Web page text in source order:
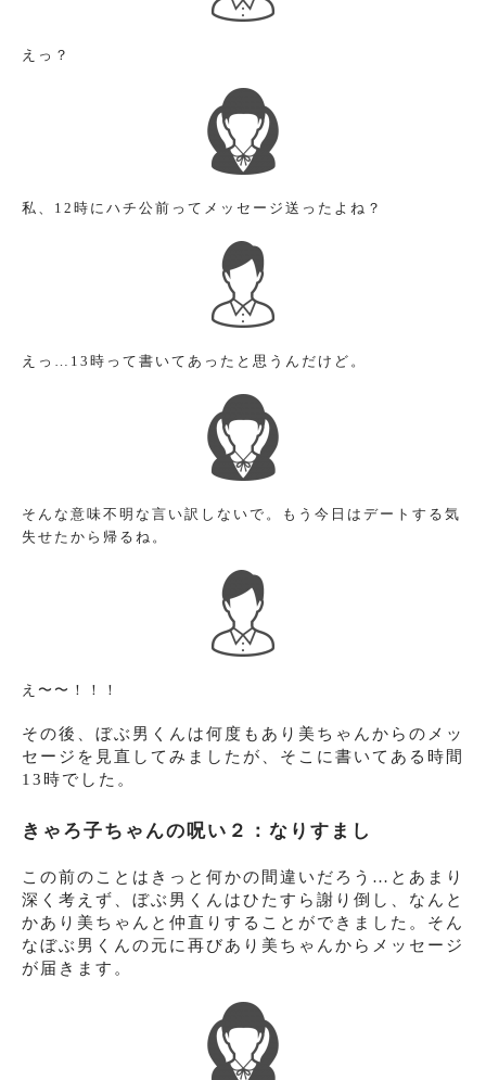
えっ？
私、12時にハチ公前ってメッセージ送ったよね？
えっ…13時って書いてあったと思うんだけど。
そんな意味不明な言い訳しないで。もう今日はデートする気
失せたから帰るね。
え〜〜！！！
その後、ぼぶ男くんは何度もあり美ちゃんからのメッ
セージを見直してみましたが、そこに書いてある時間
13時でした。
きゃろ子ちゃんの呪い２：なりすまし
この前のことはきっと何かの間違いだろう…とあまり
深く考えず、ぼぶ男くんはひたすら謝り倒し、なんと
かあり美ちゃんと仲直りすることができました。そん
なぼぶ男くんの元に再びあり美ちゃんからメッセージ
が届きます。